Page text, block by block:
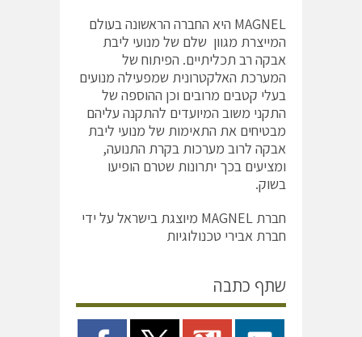
MAGNEL היא החברה הראשונה בעולם
המייצרת מגוון שלם של מנועי ליבת
אבקה רב תכליתיים. הפיתוח של
המערכת האלקטרונית שמפעילה מנועים
בעלי קטבים מרובים וכן ההוספה של
התקני משוב המיועדים להתקנה עליהם
מבטיחים את התאימות של מנועי ליבת
אבקה לרוב מערכות בקרת התנועה,
ומציעים בכך יתרונות שטרם הופיעו
בשוק.
חברת MAGNEL מיוצגת בישראל על ידי
חברת אבירי טכנולוגיות
שתף כתבה